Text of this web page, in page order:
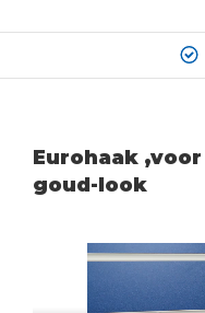
Eurohaak
goud-look